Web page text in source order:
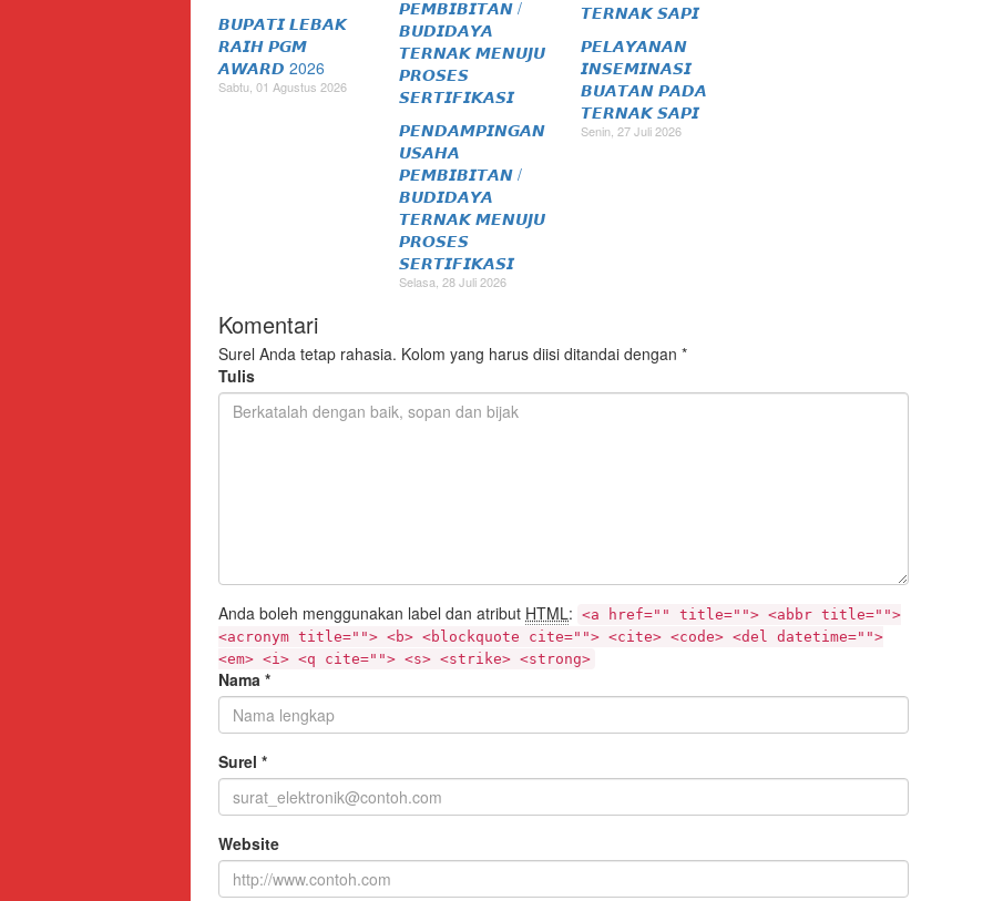
𝘽𝙐𝙋𝘼𝙏𝙄 𝙇𝙀𝘽𝘼𝙆
𝙍𝘼𝙄𝙃 𝙋𝙂𝙈
𝘼𝙒𝘼𝙍𝘿 2026
Sabtu, 01 Agustus 2026
𝙋𝙀𝙉𝘿𝘼𝙈𝙋𝙄𝙉𝙂𝘼𝙉
𝙐𝙎𝘼𝙃𝘼
𝙋𝙀𝙈𝘽𝙄𝘽𝙄𝙏𝘼𝙉 /
𝘽𝙐𝘿𝙄𝘿𝘼𝙔𝘼
𝙏𝙀𝙍𝙉𝘼𝙆 𝙈𝙀𝙉𝙐𝙅𝙐
𝙋𝙍𝙊𝙎𝙀𝙎
𝙎𝙀𝙍𝙏𝙄𝙁𝙄𝙆𝘼𝙎𝙄
Selasa, 28 Juli 2026
𝙋𝙀𝙇𝘼𝙔𝘼𝙉𝘼𝙉
𝙄𝙉𝙎𝙀𝙈𝙄𝙉𝘼𝙎𝙄
𝘽𝙐𝘼𝙏𝘼𝙉 𝙋𝘼𝘿𝘼
𝙏𝙀𝙍𝙉𝘼𝙆 𝙎𝘼𝙋𝙄
Senin, 27 Juli 2026
Komentari
Surel Anda tetap rahasia. Kolom yang harus diisi ditandai dengan *
Tulis
Anda boleh menggunakan label dan atribut HTML: <a href="" title=""> <abbr title="">
<acronym title=""> <b> <blockquote cite=""> <cite> <code> <del datetime="">
<em> <i> <q cite=""> <s> <strike> <strong>
Nama *
Surel *
Website